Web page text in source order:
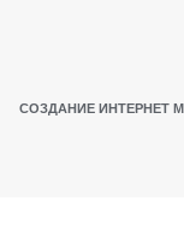
СОЗДАНИЕ ИНТЕРНЕТ